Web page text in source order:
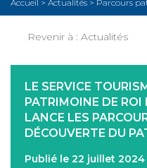
Accueil > Actualités > Parcours
Revenir à : Actualités
LE SERVICE
PATRIMOINE DE
LANCE LES
DÉCOUVERTE DU
Publié le 22 juillet 2024